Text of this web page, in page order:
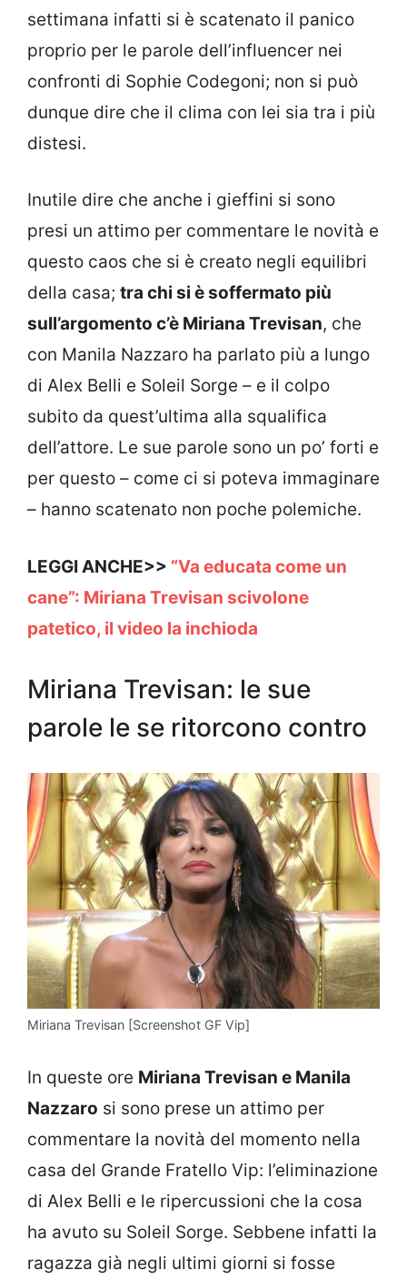
settimana infatti si è scatenato il panico
proprio per le parole dell’influencer nei
confronti di Sophie Codegoni; non si può
dunque dire che il clima con lei sia tra i più
distesi.
Inutile dire che anche i gieffini si sono
presi un attimo per commentare le novità e
questo caos che si è creato negli equilibri
della casa; tra chi si è soffermato più
sull’argomento c’è Miriana Trevisan, che
con Manila Nazzaro ha parlato più a lungo
di Alex Belli e Soleil Sorge – e il colpo
subito da quest’ultima alla squalifica
dell’attore. Le sue parole sono un po’ forti e
per questo – come ci si poteva immaginare
– hanno scatenato non poche polemiche.
LEGGI ANCHE>> “Va educata come un
cane”: Miriana Trevisan scivolone
patetico, il video la inchioda
Miriana Trevisan: le sue
parole le se ritorcono contro
Miriana Trevisan [Screenshot GF Vip]
In queste ore Miriana Trevisan e Manila
Nazzaro si sono prese un attimo per
commentare la novità del momento nella
casa del Grande Fratello Vip: l’eliminazione
di Alex Belli e le ripercussioni che la cosa
ha avuto su Soleil Sorge. Sebbene infatti la
ragazza già negli ultimi giorni si fosse